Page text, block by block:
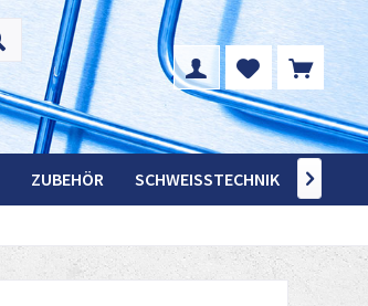
ZUBEHÖR SCHWEISSTECHNIK 